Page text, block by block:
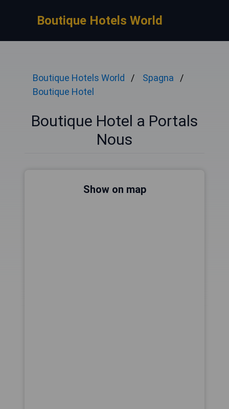
Boutique Hotels World
Boutique Hotels World
Spagna
Boutique Hotel
Boutique Hotel a Portals
Nous
Show on map